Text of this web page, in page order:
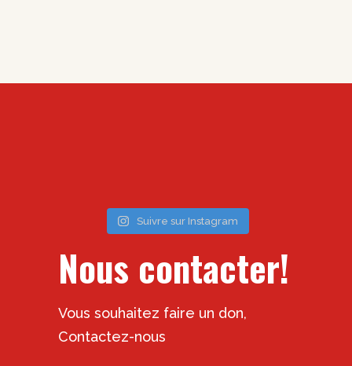
Suivre sur Instagram
Nous contacter!
Vous souhaitez faire un don,
Contactez-nous